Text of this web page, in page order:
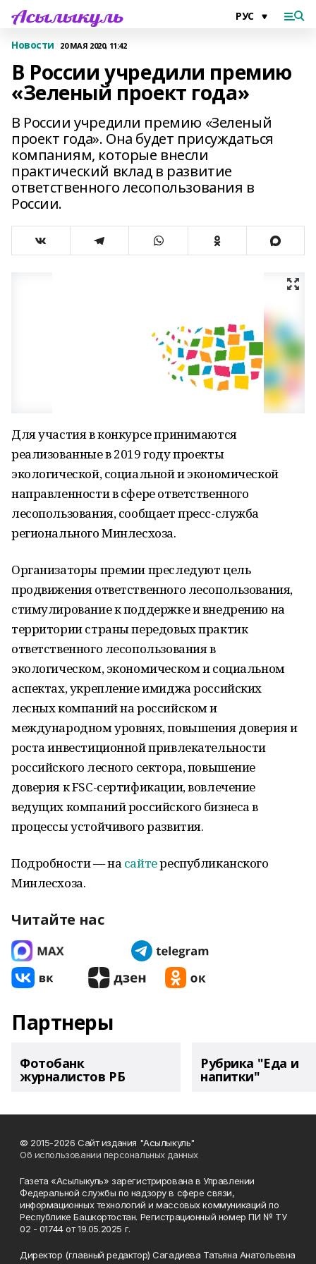
Новости 20 МАЯ 2020, 11:42
В России учредили премию
«Зеленый проект года»
В России учредили премию «Зеленый
проект года». Она будет присуждаться
компаниям, которые внесли
практический вклад в развитие
ответственного лесопользования в
России.
Для участия в конкурсе принимаются
реализованные в 2019 году проекты
экологической, социальной и экономической
направленности в сфере ответственного
лесопользования, сообщает пресс-служба
регионального Минлесхоза.
Организаторы премии преследуют цель
продвижения ответственного лесопользования,
стимулирование к поддержке и внедрению на
территории страны передовых практик
ответственного лесопользования в
экологическом, экономическом и социальном
аспектах, укрепление имиджа российских
лесных компаний на российском и
международном уровнях, повышения доверия и
роста инвестиционной привлекательности
российского лесного сектора, повышение
доверия к FSC-сертификации, вовлечение
ведущих компаний российского бизнеса в
процессы устойчивого развития.
Подробности — на сайтереспубликанского
Минлесхоза.
Читайте нас
Партнеры
Фотобанк
журналистов РБ
Рубрика "Еда и
напитки"
© 2015-2026 Сайт издания "Асылыкуль"
Об использовании персональных данных
Газета «Асылыкуль» зарегистрирована в Управлении
Федеральной службы по надзору в сфере связи,
информационных технологий и массовых коммуникаций по
Республике Башкортостан. Регистрационный номер ПИ № ТУ
02 - 01744 от 19.05.2025 г.
Директор (главный редактор) Сагадиева Татьяна Анатольевна